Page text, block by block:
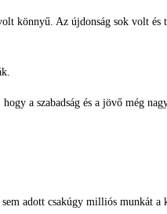
könnyű. Az újdonság sok volt
a szabadság és a jövő még
adott csakúgy milliós munkát a